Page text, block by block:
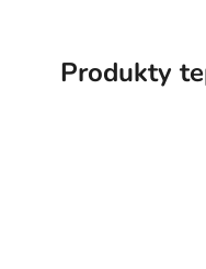
Produkty